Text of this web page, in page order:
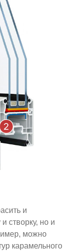
и
створку, но и
можно
карамельного